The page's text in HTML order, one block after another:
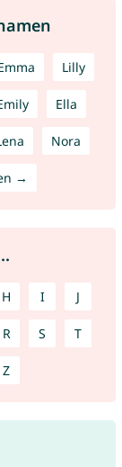
Lilly
Ella
Nora
→
H I J
R S T
Z